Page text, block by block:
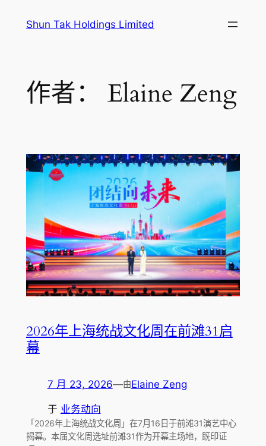
Shun Tak Holdings Limited
作者： Elaine Zeng
2026年上海统战文化周在前滩31启
幕
7 月 23, 2026—由Elaine Zeng
于 业务动向
「2026年上海统战文化周」在7月16日于前滩31演艺中心
揭幕。本届文化周选址前滩31作为开幕主场地，既印证